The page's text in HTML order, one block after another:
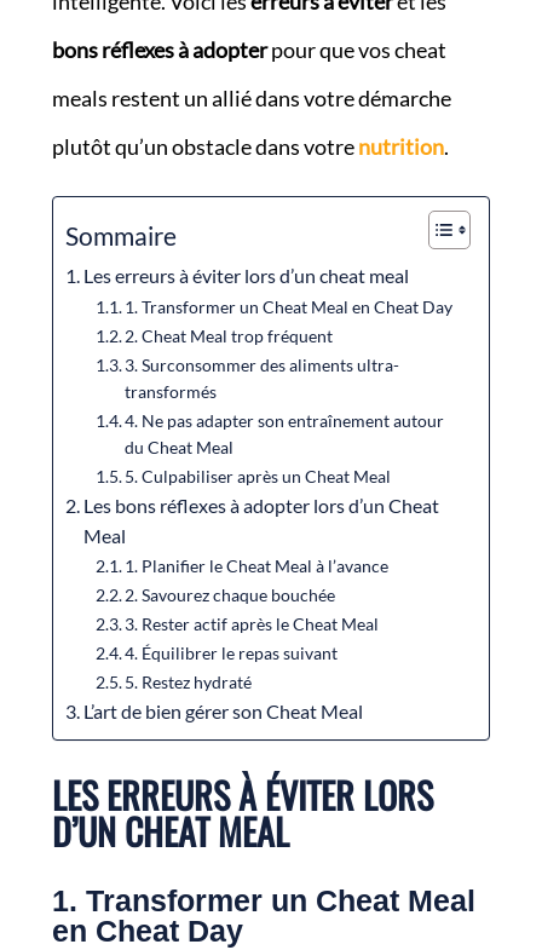
bons réflexes à adopterpour que vos cheat
meals restent un allié dans votre démarche
plutôt qu’un obstacle dans votrenutrition.
Sommaire
Les erreurs à éviter lors d’un cheat meal
1. Transformer un Cheat Meal en Cheat Day
2. Cheat Meal trop fréquent
3. Surconsommer des aliments ultra-
transformés
4. Ne pas adapter son entraînement autour
du Cheat Meal
5. Culpabiliser après un Cheat Meal
Les bons réflexes à adopter lors d’un Cheat
Meal
1. Planifier le Cheat Meal à l’avance
2. Savourez chaque bouchée
3. Rester actif après le Cheat Meal
4. Équilibrer le repas suivant
5. Restez hydraté
L’art de bien gérer son Cheat Meal
LES ERREURS À ÉVITER LORS
D’UN CHEAT MEAL
1. Transformer un Cheat Meal
en Cheat Day